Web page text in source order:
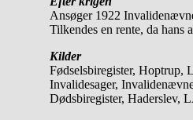
Ansøger 1922
Tilkendes en rente, da hans
Kilder
Fødselsbiregister, Hoptrup,
Invalidesager,
Dødsbiregister, Haderslev,